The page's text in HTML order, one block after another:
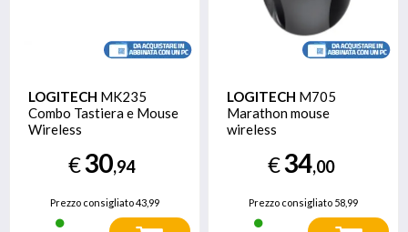
LOGITECH MK235
Combo Tastiera e Mouse
Wireless
€30,94
Prezzo consigliato43,99
LOGITECH M705
Marathon mouse
wireless
€34,00
Prezzo consigliato 58,99